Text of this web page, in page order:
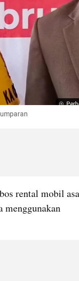
rental mobil
menggunakan